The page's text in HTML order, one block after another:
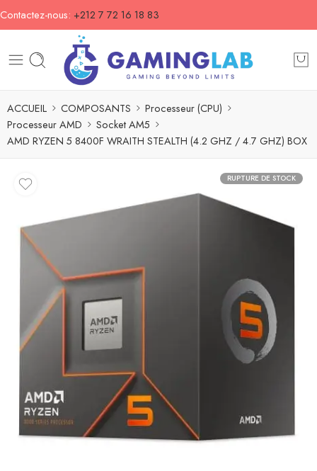
Contactez-nous: +212 7 72 16 18 83
ACCUEIL COMPOSANTS
Processeur (CPU)
Processeur AMD
Socket AM5
AMD RYZEN 5 8400F WRAITH STEALTH (4.2 GHZ / 4.7 GHZ) BOX
RUPTURE DE STOCK